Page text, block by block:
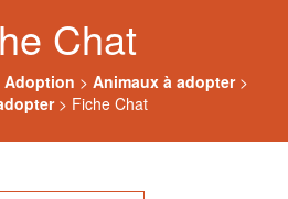
Chat
Adoption > Animaux à adopter>
> Fiche Chat